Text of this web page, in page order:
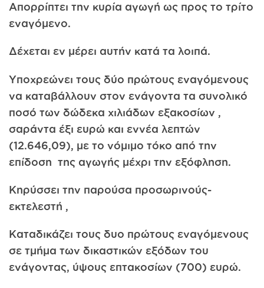
Απορρίπτει την κυρία αγωγή ως προς το τρίτο
εναγόμενο.
Δέχεται εν μέρει αυτήν κατά τα λοιπά.
Υποχρεώνει τους δύο πρώτους εναγόμενους
να καταβάλλουν στον ενάγοντα τα συνολικό
ποσό των δώδεκα χιλιάδων εξακοσίων ,
σαράντα έξι ευρώ και εννέα λεπτών
(12.646,09), με το νόμιμο τόκο από την
επίδοση της αγωγής μέχρι την εξόφληση.
Κηρύσσει την παρούσα προσωρινούς-
εκτελεστή ,
Καταδικάζει τους δυο πρώτους εναγόμενους
σε τμήμα των δικαστικών εξόδων του
ενάγοντας, ύψους επτακοσίων (700) ευρώ.